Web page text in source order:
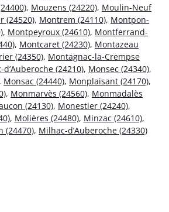
, Mouzens (24220), Moulin-Neuf
(24520), Montrem (24110), Montpon-
, Montpeyroux (24610), Montferrand-
, Montcaret (24230), Montazeau
(24350), Montagnac-la-Crempse
(24210), Monsec (24340),
, Monsac (24440), Monplaisant (24170),
, Monmarvès (24560), Monmadalès
(24130), Monestier (24240),
, Molières (24480), Minzac (24610),
(24470), Milhac-d’Auberoche (24330)